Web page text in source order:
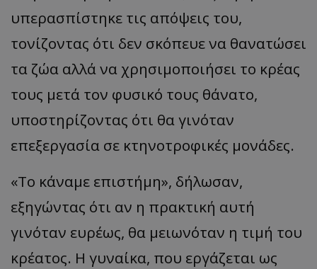
υπερασπίστηκε τις απόψεις του,
τονίζοντας ότι δεν σκόπευε να θανατώσει
τα ζώα αλλά να χρησιμοποιήσει το κρέας
τους μετά τον φυσικό τους θάνατο,
υποστηρίζοντας ότι θα γινόταν
επεξεργασία σε κτηνοτροφικές μονάδες.
«Το κάναμε επιστήμη», δήλωσαν,
εξηγώντας ότι αν η πρακτική αυτή
γινόταν ευρέως, θα μειωνόταν η τιμή του
κρέατος. Η γυναίκα, που εργάζεται ως